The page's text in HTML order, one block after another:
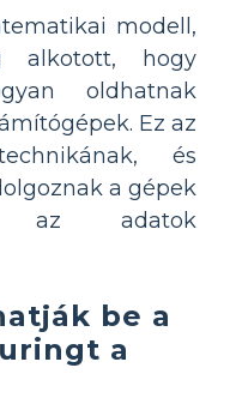
modell,
alkotott, hogy
oldhatnak
Ez az
és
a gépek
az adatok
be a
a